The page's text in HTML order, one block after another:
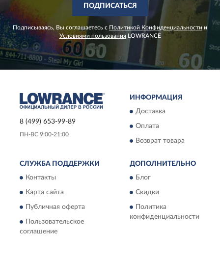
ПОДПИСАТЬСЯ
Подписываясь, Вы соглашаетесь с Политикой Конфиденциальности и
Условиями пользованияLOWRANCE
8 (499) 653-99-89
ПН-ВС 9:00-21:00
ИНФОРМАЦИЯ
Доставка
Оплата
Возврат товара
СЛУЖБА ПОДДЕРЖКИ
Контакты
Карта сайта
Публичная оферта
Пользовательское
соглашение
ДОПОЛНИТЕЛЬНО
Блог
Скидки
Политика
конфиденциальности